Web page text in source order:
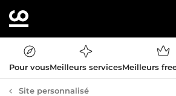
Pour vousMeilleurs servicesMeilleurs
Site personnalisé